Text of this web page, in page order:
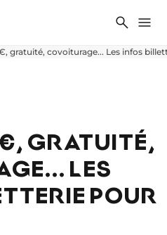
gratuité, covoiturage... Les infos
GRATUITÉ,
LES
POUR